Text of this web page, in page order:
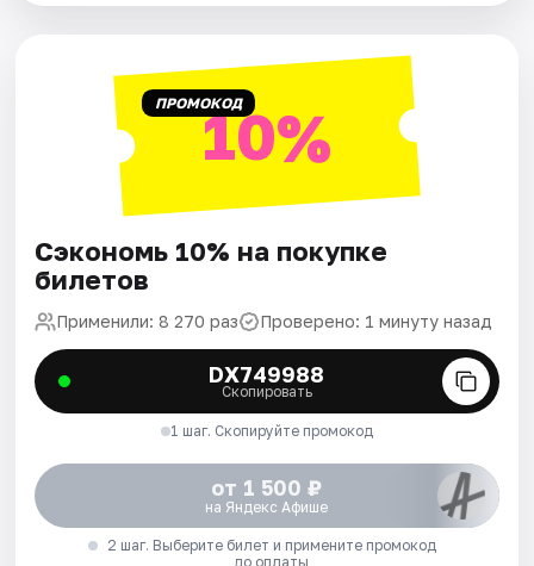
ПРОМОКОД10%
Сэкономь 10% на покупке
билетов
Применили: 8 270 раз Проверено: 1 минуту назад
DX749988
Скопировать
1 шаг. Скопируйте промокод
от 1 500 ₽
на Яндекс Афише
2 шаг. Выберите билет и примените промокод
до оплаты